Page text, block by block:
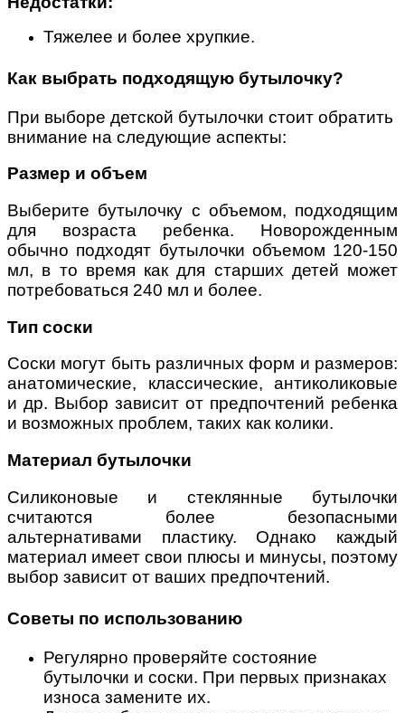
Тяжелее и более хрупкие.
Как выбрать подходящую бутылочку?
При выборе детской бутылочки стоит обратить
внимание на следующие аспекты:
Размер и объем
Выберите бутылочку с объемом, подходящим
для возраста ребенка. Новорожденным
обычно подходят бутылочки объемом 120-150
мл, в то время как для старших детей может
потребоваться 240 мл и более.
Тип соски
Соски могут быть различных форм и размеров:
анатомические, классические, антиколиковые
и др. Выбор зависит от предпочтений ребенка
и возможных проблем, таких как колики.
Материал бутылочки
Силиконовые и стеклянные бутылочки
считаются более безопасными
альтернативами пластику. Однако каждый
материал имеет свои плюсы и минусы, поэтому
выбор зависит от ваших предпочтений.
Советы по использованию
Регулярно проверяйте состояние
бутылочки и соски. При первых признаках
износа замените их.